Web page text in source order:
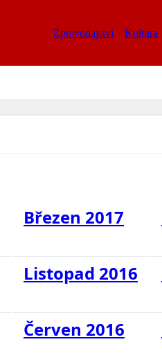
Zpravodajství Kultura
Březen 2017
Listopad 2016
Červen 2016